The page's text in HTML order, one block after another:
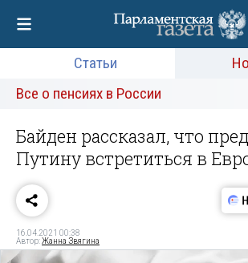
Статьи
Все о пенсиях в России
Байден рассказал, что
Путину встретиться в
16.04.2021 00:38
Автор:Жанна Звягина